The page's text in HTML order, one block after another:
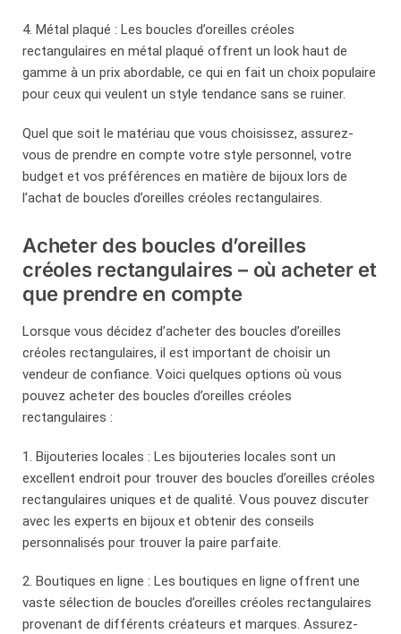
4. Métal plaqué : Les boucles d’oreilles créoles
rectangulaires en métal plaqué offrent un look haut de
gamme à un prix abordable, ce qui en fait un choix populaire
pour ceux qui veulent un style tendance sans se ruiner.
Quel que soit le matériau que vous choisissez, assurez-
vous de prendre en compte votre style personnel, votre
budget et vos préférences en matière de bijoux lors de
l’achat de boucles d’oreilles créoles rectangulaires.
Acheter des boucles d’oreilles
créoles rectangulaires – où acheter et
que prendre en compte
Lorsque vous décidez d’acheter des boucles d’oreilles
créoles rectangulaires, il est important de choisir un
vendeur de confiance. Voici quelques options où vous
pouvez acheter des boucles d’oreilles créoles
rectangulaires :
1. Bijouteries locales : Les bijouteries locales sont un
excellent endroit pour trouver des boucles d’oreilles créoles
rectangulaires uniques et de qualité. Vous pouvez discuter
avec les experts en bijoux et obtenir des conseils
personnalisés pour trouver la paire parfaite.
2. Boutiques en ligne : Les boutiques en ligne offrent une
vaste sélection de boucles d’oreilles créoles rectangulaires
provenant de différents créateurs et marques. Assurez-